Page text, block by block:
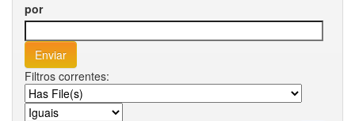
por
Filtros correntes: